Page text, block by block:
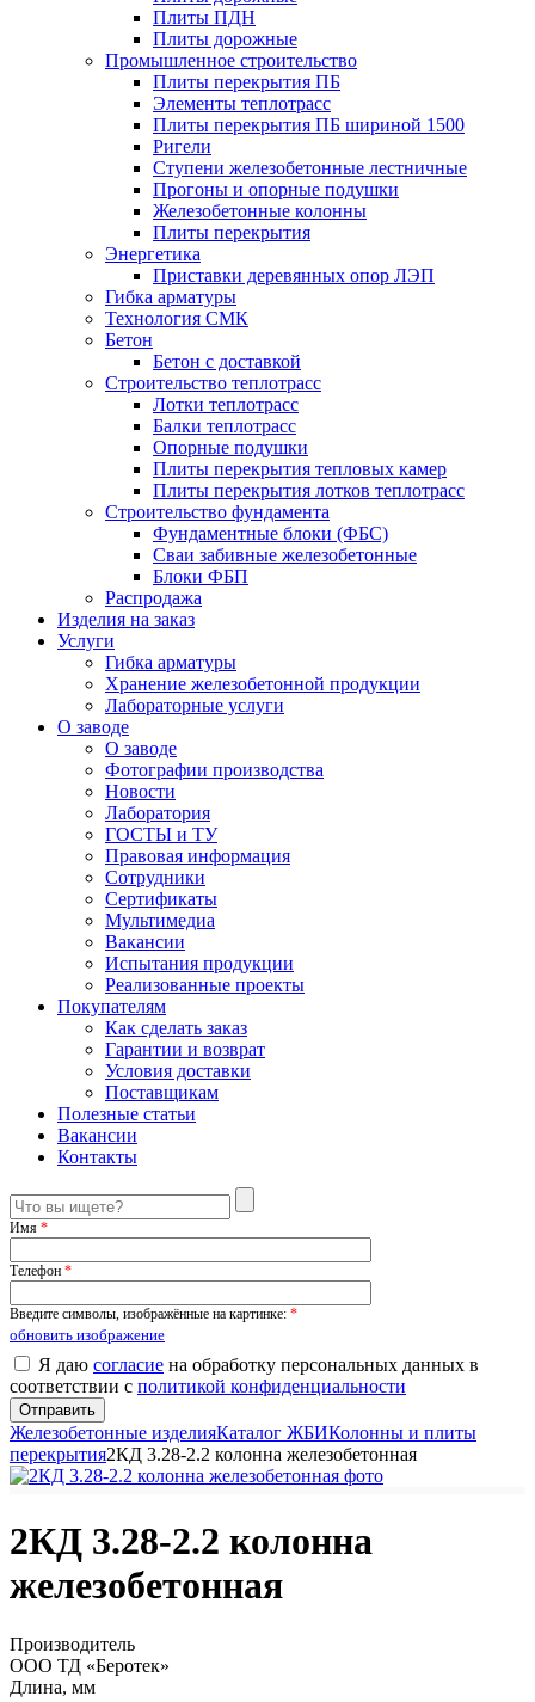
Плиты ПДН
Плиты дорожные
Промышленное строительство
Плиты перекрытия ПБ
Элементы теплотрасс
Плиты перекрытия ПБ шириной 1500
Ригели
Ступени железобетонные лестничные
Прогоны и опорные подушки
Железобетонные колонны
Плиты перекрытия
Энергетика
Приставки деревянных опор ЛЭП
Гибка арматуры
Технология СМК
Бетон
Бетон с доставкой
Строительство теплотрасс
Лотки теплотрасс
Балки теплотрасс
Опорные подушки
Плиты перекрытия тепловых камер
Плиты перекрытия лотков теплотрасс
Строительство фундамента
Фундаментные блоки (ФБС)
Сваи забивные железобетонные
Блоки ФБП
Распродажа
Изделия на заказ
Услуги
Гибка арматуры
Хранение железобетонной продукции
Лабораторные услуги
О заводе
О заводе
Фотографии производства
Новости
Лаборатория
ГОСТЫ и ТУ
Правовая информация
Сотрудники
Сертификаты
Мультимедиа
Вакансии
Испытания продукции
Реализованные проекты
Покупателям
Как сделать заказ
Гарантии и возврат
Условия доставки
Поставщикам
Полезные статьи
Вакансии
Контакты
Имя *
Телефон *
Введите символы, изображённые на картинке: *
обновить изображение
Я даю согласие на обработку персональных данных в
соответствии с политикой конфиденциальности
Железобетонные изделияКаталог ЖБИКолонны и плиты
перекрытия2КД 3.28-2.2 колонна железобетонная
2КД 3.28-2.2 колонна
железобетонная
Производитель
ООО ТД «Беротек»
Длина, мм